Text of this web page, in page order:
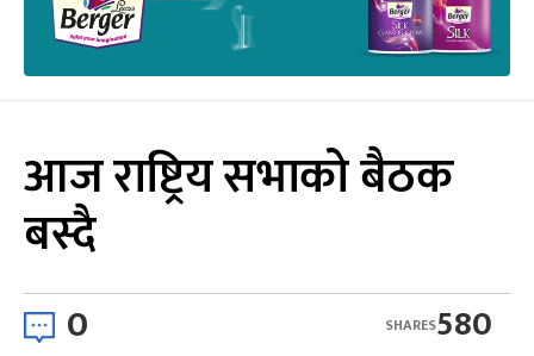
आज राष्ट्रिय सभाको बैठक
बस्दै
0 580
SHARES